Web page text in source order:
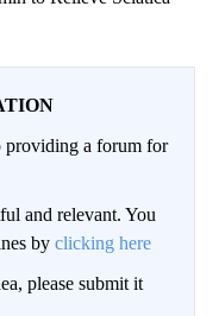
a forum for
and relevant. You
by clicking here
please submit it